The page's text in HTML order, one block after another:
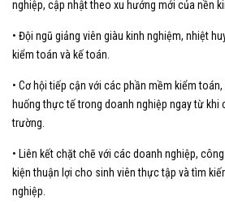
nghiệp, cập nhật theo xu hướng mới của nền
• Đội ngũ giảng viên giàu kinh nghiệm, nhiệt
kiểm toán và kế toán.
• Cơ hội tiếp cận với các phần mềm kiểm
huống thực tế trong doanh nghiệp ngay từ khi
trường.
• Liên kết chặt chẽ với các doanh nghiệp,
kiện thuận lợi cho sinh viên thực tập và tìm
nghiệp.